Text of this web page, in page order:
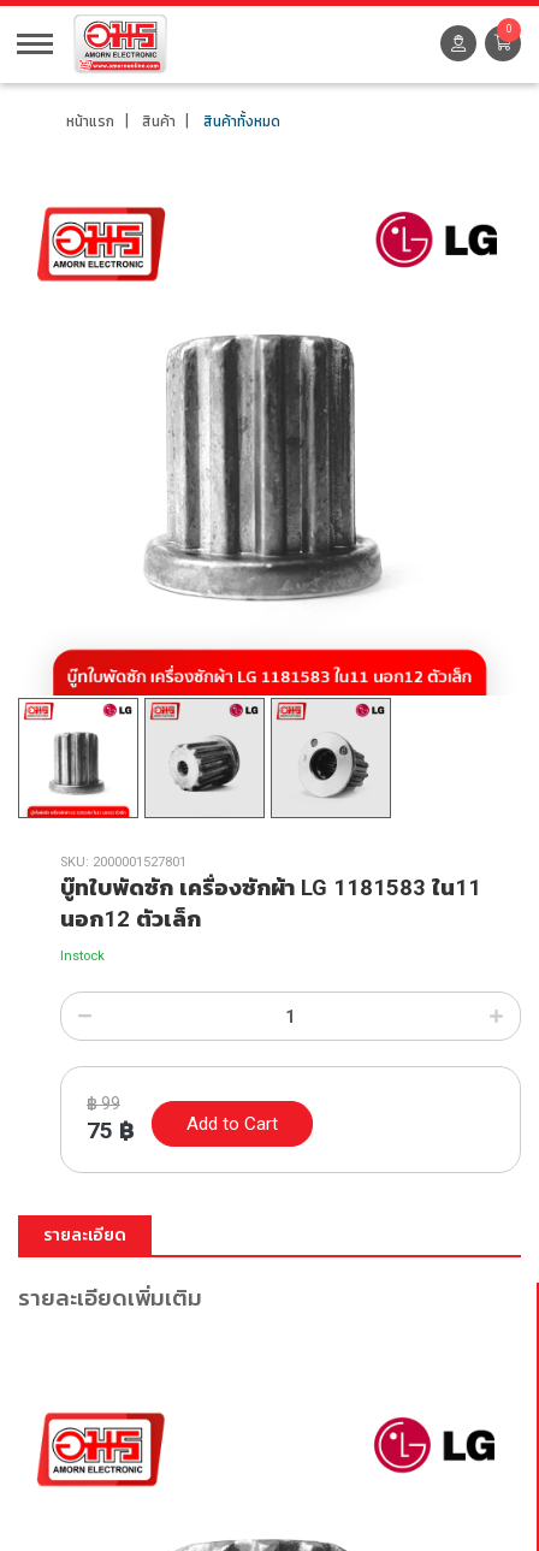
0
หน้าแรก สินค้า สินค้าทั้งหมด
SKU: 2000001527801
บู๊ทใบพัดซัก เครื่องซักผ้า LG 1181583 ใน11
นอก12 ตัวเล็ก
Instock
฿99
75 ฿ Add to Cart
รายละเอียด
รายละเอียดเพิ่มเติม